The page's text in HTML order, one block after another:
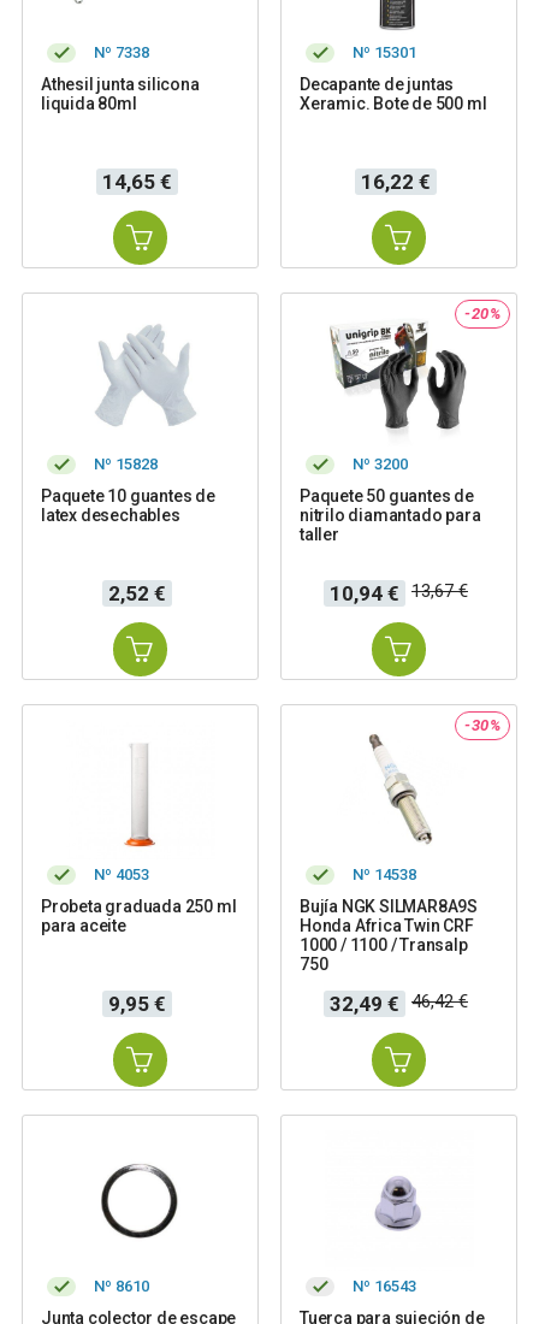
Nº 7338
Athesil junta silicona
liquida 80ml
Precio
14,65 €
Nº 15301
Decapante de juntas
Xeramic. Bote de 500 ml
Precio
16,22 €
Nº 15828
Paquete 10 guantes de
latex desechables
Precio
2,52 €
-20%
Nº 3200
Paquete 50 guantes de
nitrilo diamantado para
taller
Precio
10,94 €
Precio
base
13,67 €
Nº 4053
Probeta graduada 250 ml
para aceite
Precio
9,95 €
-30%
Nº 14538
Bujía NGK SILMAR8A9S
Honda Africa Twin CRF
1000 / 1100 / Transalp
750
Precio
32,49 €
Precio
base
46,42 €
Nº 8610
Junta colector de escape
Nº 16543
Tuerca para sujeción de